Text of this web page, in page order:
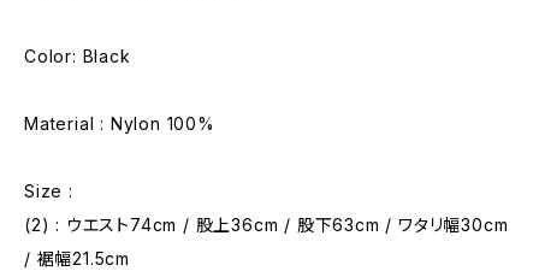
Color: Black
Material : Nylon 100%
Size :
(2) : ウエスト74cm / 股上36cm / 股下63cm / ワタリ幅30cm
/ 裾幅21.5cm